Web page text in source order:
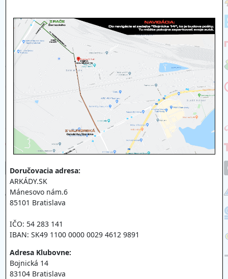
Doručovacia adresa:
ARKÁDY.SK
Mánesovo nám.6
85101 Bratislava
IČO: 54 283 141
IBAN: SK49 1100 0000 0029 4612 9891
Adresa Klubovne:
Bojnická 14
83104 Bratislava